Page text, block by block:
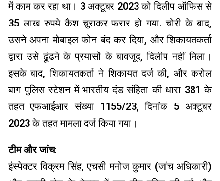
में काम कर रहा था। 3 अक्टूबर 2023 को दिलीप ऑफिस से
35 लाख रुपये कैश चुराकर फरार हो गया. चोरी के बाद,
उसने अपना मोबाइल फोन बंद कर दिया, और शिकायतकर्ता
द्वारा उसे ढूंढने के प्रयासों के बावजूद, दिलीप नहीं मिला।
इसके बाद, शिकायतकर्ता ने शिकायत दर्ज की, और करोल
बाग पुलिस स्टेशन में भारतीय दंड संहिता की धारा 381 के
तहत एफआईआर संख्या 1155/23, दिनांक 5 अक्टूबर
2023 के तहत मामला दर्ज किया गया।
टीम और जांच:
इंस्पेक्टर विक्रम सिंह, एचसी मनोज कुमार (जांच अधिकारी)